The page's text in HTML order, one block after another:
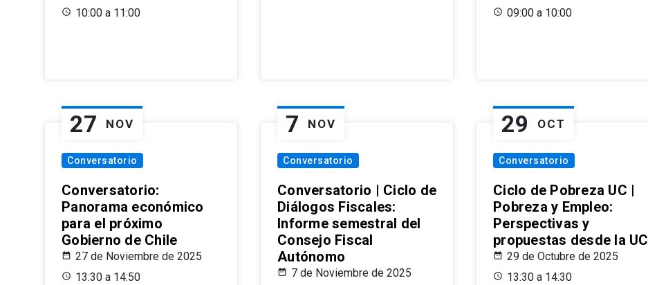
10:00 a 11:00
09:00 a 10:00
27 NOV
Conversatorio
Conversatorio:
Panorama económico
para el próximo
Gobierno de Chile
27 de Noviembre de 2025
13:30 a 14:50
7 NOV
Conversatorio
Conversatorio | Ciclo de
Diálogos Fiscales:
Informe semestral del
Consejo Fiscal
Autónomo
7 de Noviembre de 2025
29 OCT
Conversatorio
Ciclo de Pobreza UC |
Pobreza y Empleo:
Perspectivas y
propuestas desde la UC
29 de Octubre de 2025
13:30 a 14:30